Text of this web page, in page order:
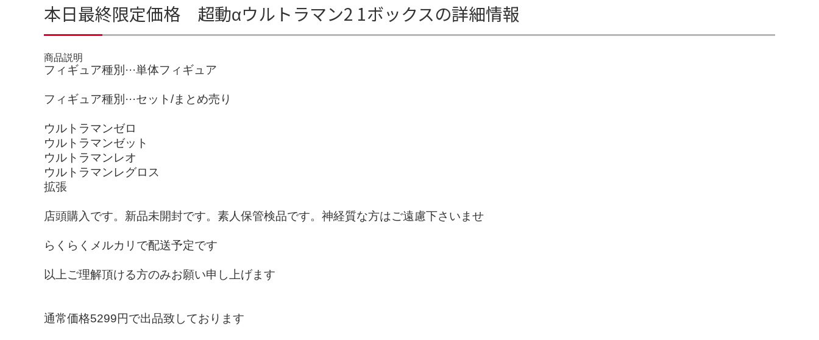
本日最終限定価格 超動αウルトラマン2 1ボックスの詳細情報
商品説明
フィギュア種別···単体フィギュア
フィギュア種別···セット/まとめ売り
ウルトラマンゼロ
ウルトラマンゼット
ウルトラマンレオ
ウルトラマンレグロス
拡張
店頭購入です。新品未開封です。素人保管検品です。神経質な方はご遠慮下さいませ
らくらくメルカリで配送予定です
以上ご理解頂ける方のみお願い申し上げます
通常価格5299円で出品致しております